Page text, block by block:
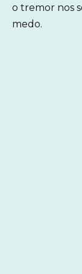
o tremor nos
medo.